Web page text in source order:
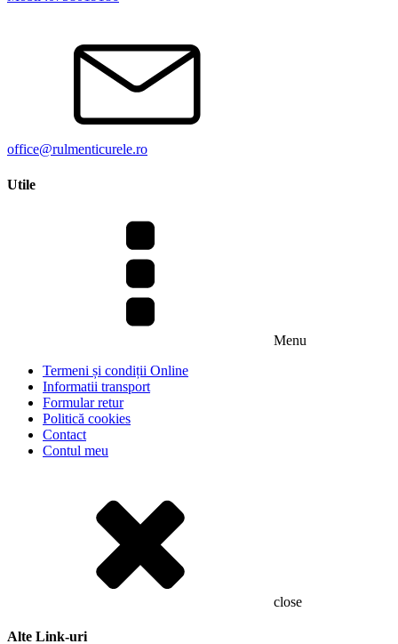
office@rulmenticurele.ro
Utile
Menu
Termeni și condiții Online
Informatii transport
Formular retur
Politică cookies
Contact
Contul meu
close
Alte Link-uri